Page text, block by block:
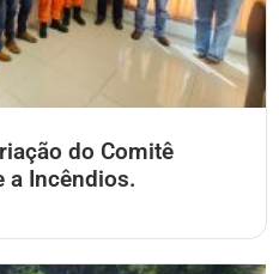
do Comitê
a Incêndios.